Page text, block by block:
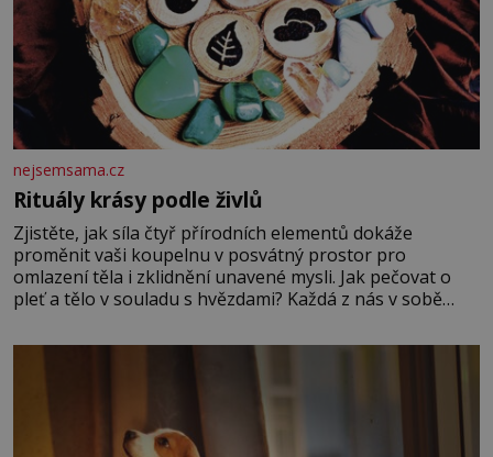
nejsemsama.cz
Rituály krásy podle živlů
Zjistěte, jak síla čtyř přírodních elementů dokáže
proměnit vaši koupelnu v posvátný prostor pro
omlazení těla i zklidnění unavené mysli. Jak pečovat o
pleť a tělo v souladu s hvězdami? Každá z nás v sobě
povaze, ale i v potřebách naší pokožky. Ohnivá znamení
Ženy narozené ve znamení Berana, Lva a Střelce v sobě
nesou žár, odvahu a neutuchající elán. Vaše